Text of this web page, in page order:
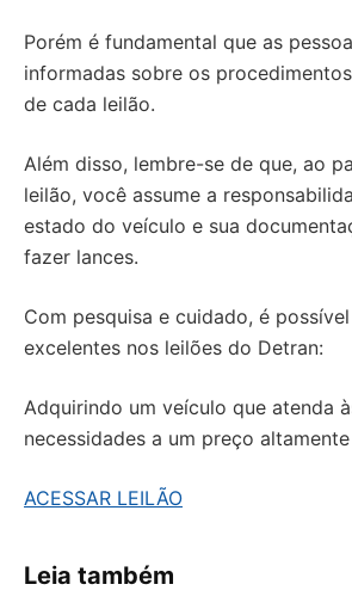
Porém é fundamental que as
informadas sobre os
de cada leilão.
Além disso, lembre-se de que, ao
leilão, você assume a
estado do veículo e sua
fazer lances.
Com pesquisa e cuidado, é
excelentes nos leilões do Detran:
Adquirindo um veículo que atenda
necessidades a um preço
ACESSAR LEILÃO
Leia também